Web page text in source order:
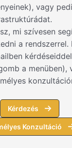
vagy
mi szívesen
a rendszerrel.
a menüben),
Kérdezés
Konzultáció